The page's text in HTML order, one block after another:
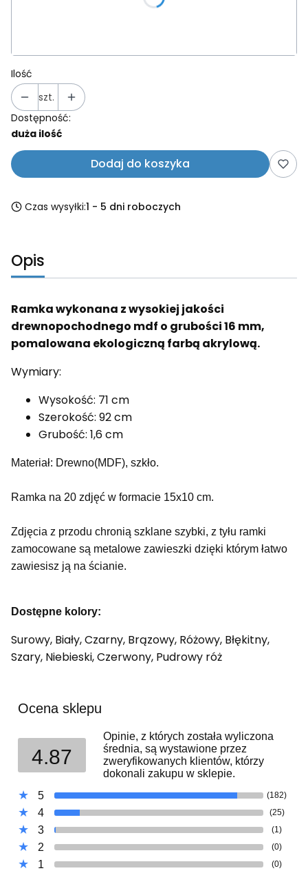
Ilość
szt.
Dostępność:
duża ilość
Dodaj do koszyka
Czas wysyłki:1 - 5 dni roboczych
Opis
Ramka wykonana z wysokiej jakości
drewnopochodnego mdf o grubości 16 mm,
pomalowana ekologiczną farbą akrylową.
Wymiary:
Wysokość: 71 cm
Szerokość: 92 cm
Grubość: 1,6 cm
Materiał: Drewno(MDF), szkło.
Ramka na 20 zdjęć w formacie 15x10 cm.
Zdjęcia z przodu chronią szklane szybki, z tyłu ramki
zamocowane są metalowe zawieszki dzięki którym łatwo
zawiesisz ją na ścianie.
Dostępne kolory:
Surowy, Biały, Czarny, Brązowy, Różowy, Błękitny,
Szary, Niebieski, Czerwony, Pudrowy róż
Ocena sklepu
4.87
Opinie, z których została wyliczona
średnia, są wystawione przez
zweryfikowanych klientów, którzy
dokonali zakupu w sklepie.
5
(182)
4 (25)
3 (1)
2 (0)
1 (0)